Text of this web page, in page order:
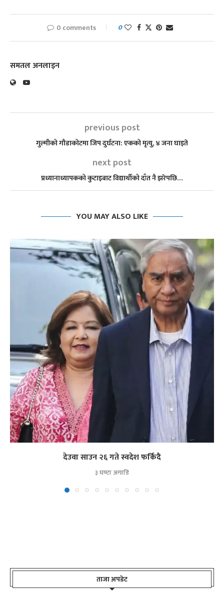
0 comments 0
समतल अनलाइन
previous post
गुल्मीको गौडाकोटमा जिप दुर्घटना: एकको मृत्यु, ४ जना घाइते
next post
प्रध्यानाध्यापकको कुटाइबाट विद्यार्थीको दाँत नै झरेपछि…
YOU MAY ALSO LIKE
देउवा साउन २६ गते स्वदेश फर्किदै
३ घण्टा अगाडि
ताजा अपडेट